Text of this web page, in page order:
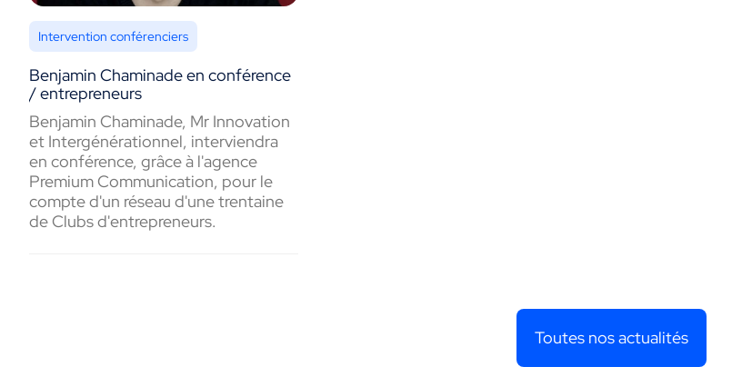
Intervention conférenciers
Benjamin Chaminade en conférence
/ entrepreneurs
Benjamin Chaminade, Mr Innovation
et Intergénérationnel, interviendra
en conférence, grâce à l'agence
Premium Communication, pour le
compte d'un réseau d'une trentaine
de Clubs d'entrepreneurs.
Toutes nos actualités